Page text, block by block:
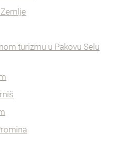
turizmu u Pakovu Selu